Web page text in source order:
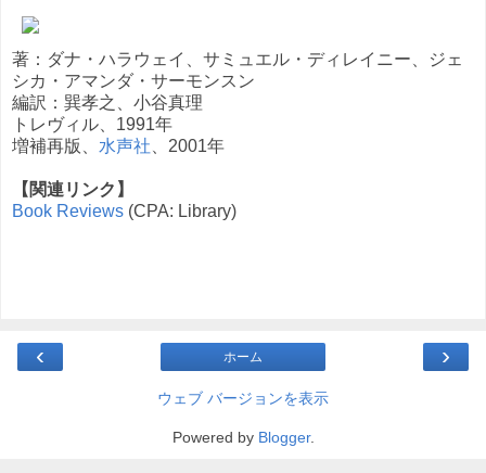
著：ダナ・ハラウェイ、サミュエル・ディレイニー、ジェ
シカ・アマンダ・サーモンスン
編訳：巽孝之、小谷真理
トレヴィル、1991年
増補再版、 水声社 、2001年
【関連リンク】
Book Reviews (CPA: Library)
‹ ›
ホーム
ウェブ バージョンを表示
Powered by Blogger.